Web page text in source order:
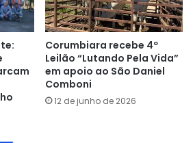
Corumbiara recebe 4º
Leilão “Lutando Pela Vida”
em apoio ao São Daniel
Comboni
12 de junho de 2026